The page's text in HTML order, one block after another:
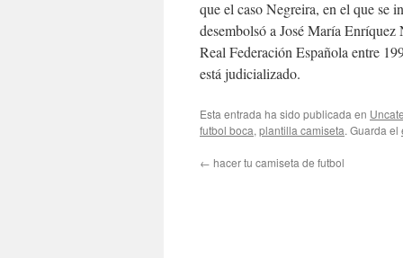
que el caso Negreira, en el que se
desembolsó a José María
Real Federación Española entre
está judicializado.
Esta entrada ha sido publicada en
futbol boca, plantilla camiseta. Guarda el
← hacer tu camiseta de futbol